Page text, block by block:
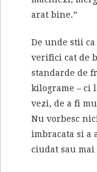
arat bine.”
De unde stii
verifici cat de
standarde de
kilograme – ci
vezi, de a fi
Nu vorbesc
imbracata si a
ciudat sau mai